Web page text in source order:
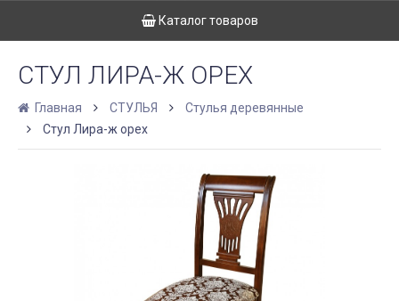
Каталог товаров
СТУЛ ЛИРА-Ж ОРЕХ
Главная СТУЛЬЯ
Стулья деревянные
Стул Лира-ж орех